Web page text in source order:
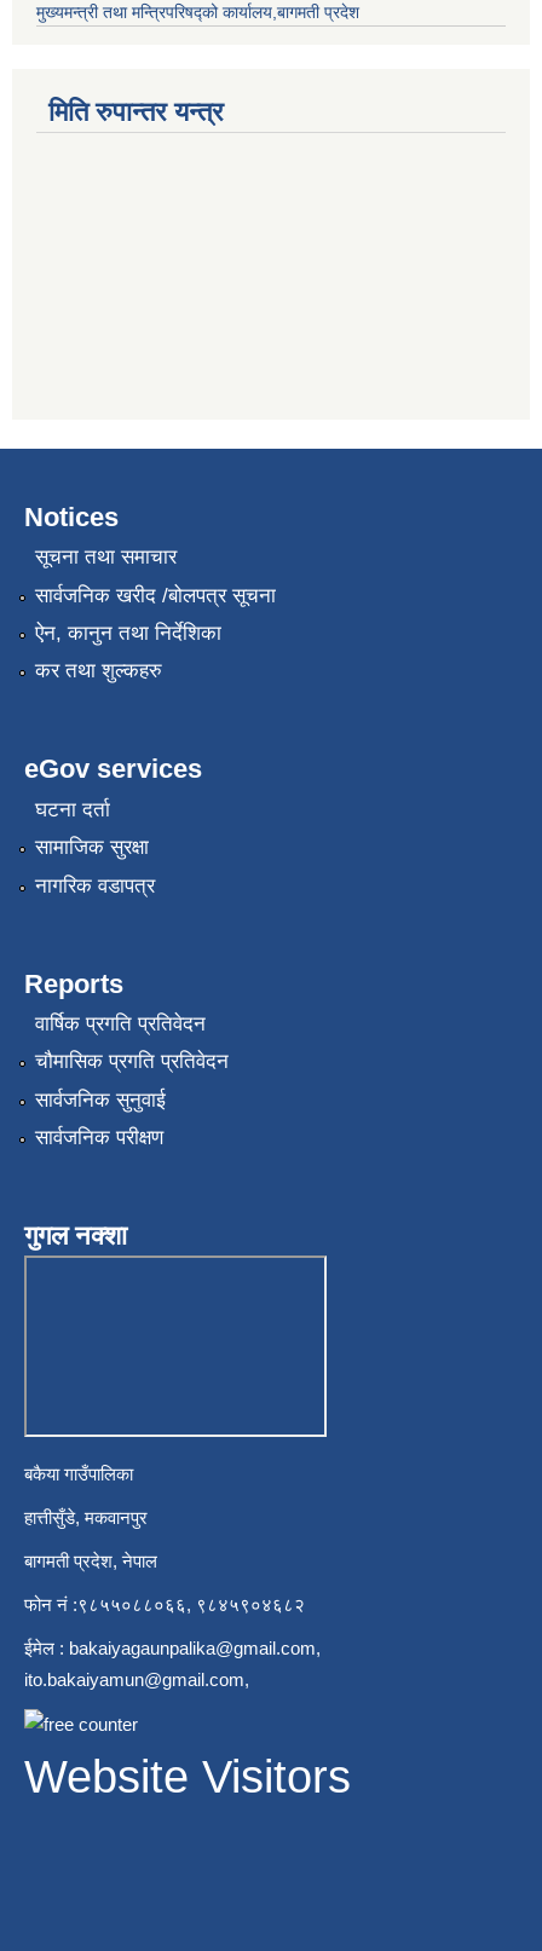
मुख्यमन्त्री तथा मन्त्रिपरिषद्को कार्यालय,बागमती प्रदेश
मिति रुपान्तर यन्त्र
Notices
सूचना तथा समाचार
सार्वजनिक खरीद /बोलपत्र सूचना
ऐन, कानुन तथा निर्देशिका
कर तथा शुल्कहरु
eGov services
घटना दर्ता
सामाजिक सुरक्षा
नागरिक वडापत्र
Reports
वार्षिक प्रगति प्रतिवेदन
चौमासिक प्रगति प्रतिवेदन
सार्वजनिक सुनुवाई
सार्वजनिक परीक्षण
गुगल नक्शा
बकैया गाउँपालिका
हात्तीसुँडे, मकवानपुर
बागमती प्रदेश, नेपाल
फोन नं :९८५५०८८०६६, ९८४५९०४६८२
ईमेल : bakaiyagaunpalika@gmail.com,
ito.bakaiyamun@gmail.com,
Website Visitors